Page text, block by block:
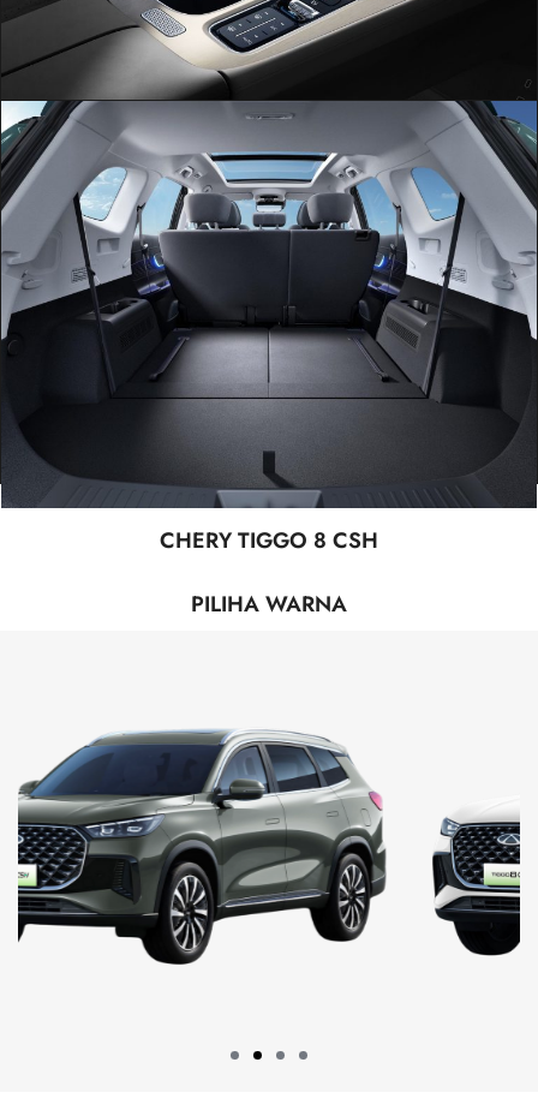
CHERY TIGGO 8 CSH
PILIHA WARNA